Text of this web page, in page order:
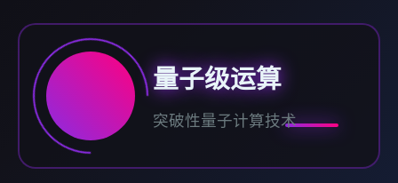
量子级运算
突破性量子计算技术